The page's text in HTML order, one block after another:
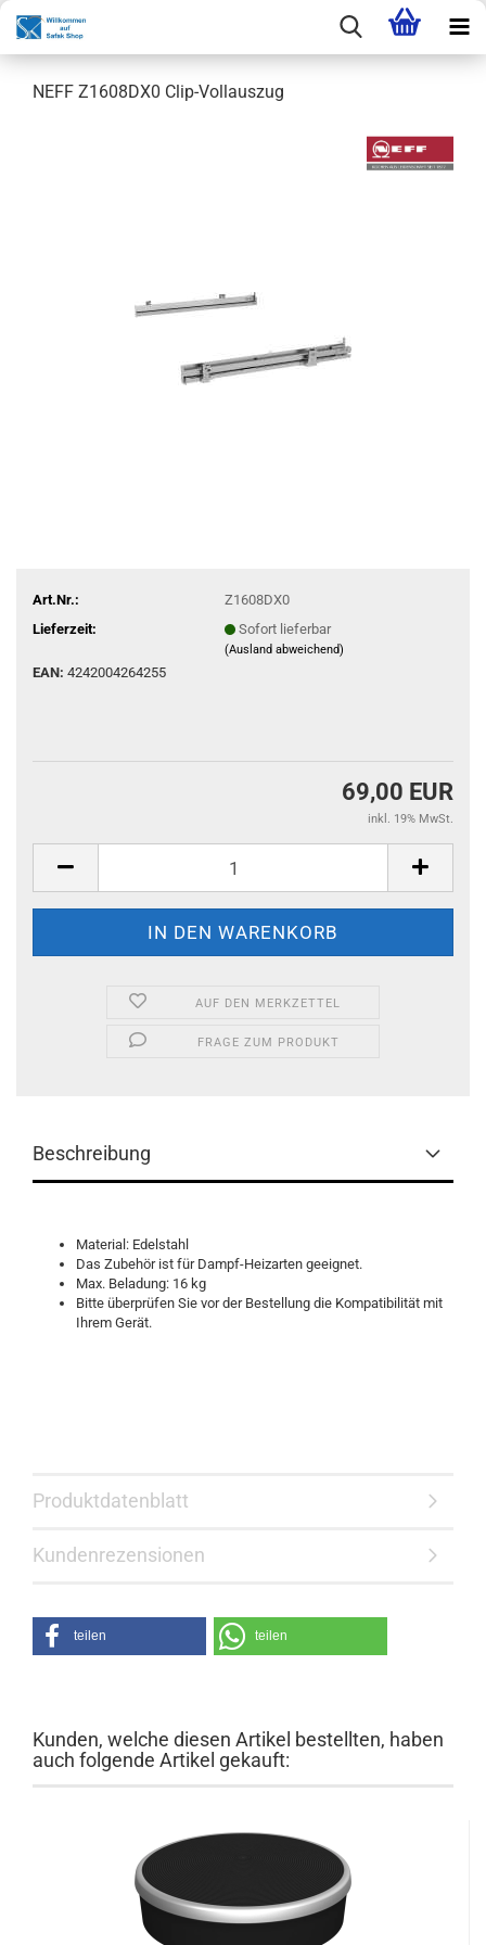
NEFF Z1608DX0 Clip-Vollauszug
Art.Nr.:
Z1608DX0
Lieferzeit:
Sofort lieferbar
(Ausland abweichend)
EAN: 4242004264255
69,00 EUR
inkl. 19% MwSt.
AUF DEN MERKZETTEL
FRAGE ZUM PRODUKT
Beschreibung
Material: Edelstahl
Das Zubehör ist für Dampf-Heizarten geeignet.
Max. Beladung: 16 kg
Bitte überprüfen Sie vor der Bestellung die Kompatibilität mit
Ihrem Gerät.
Produktdatenblatt
Kundenrezensionen
teilen teilen
Kunden, welche diesen Artikel bestellten, haben
auch folgende Artikel gekauft: